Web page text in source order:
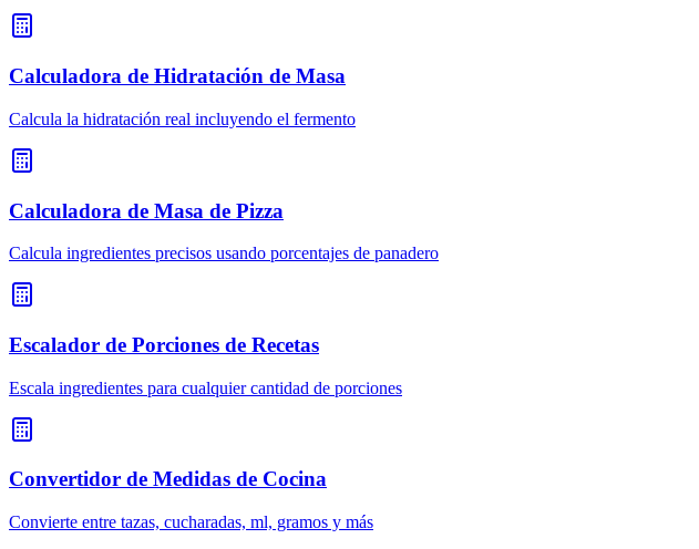
Calculadora de Hidratación de Masa
Calcula la hidratación real incluyendo el fermento
Calculadora de Masa de Pizza
Calcula ingredientes precisos usando porcentajes de panadero
Escalador de Porciones de Recetas
Escala ingredientes para cualquier cantidad de porciones
Convertidor de Medidas de Cocina
Convierte entre tazas, cucharadas, ml, gramos y más